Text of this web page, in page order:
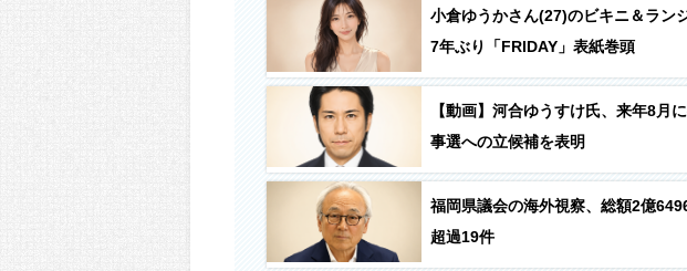
小倉ゆうかさん(27)のビキニ＆ラン
7年ぶり「FRIDAY」表紙巻頭
【動画】河合ゆうすけ氏、来年8月
事選への立候補を表明
福岡県議会の海外視察、総額2億
超過19件